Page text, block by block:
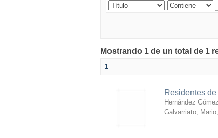
Mostrando 1 de un total de 1
1
Residentes
Hernández
Galvarriato, Mario;